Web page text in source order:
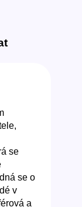
se
se o
v
a